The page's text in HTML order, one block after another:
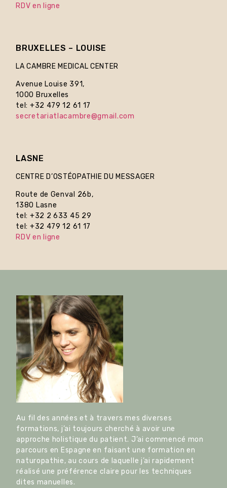
RDV en ligne
BRUXELLES – LOUISE
LA CAMBRE MEDICAL CENTER
Avenue Louise 391,
1000 Bruxelles
tel: +32 479 12 61 17
secretariatlacambre@gmail.com
LASNE
CENTRE D’OSTÉOPATHIE DU MESSAGER
Route de Genval 26b,
1380 Lasne
tel: +32 2 633 45 29
tel: +32 479 12 61 17
RDV en ligne
Au fil des années et à travers mes diverses
formations, j’ai toujours cherché à avoir une
approche holistique du patient. J’ai commencé mon
parcours en Espagne en faisant une formation en
naturopathie, au cours de laquelle j’ai rapidement
réalisé une préférence claire pour les techniques
dites manuelles.